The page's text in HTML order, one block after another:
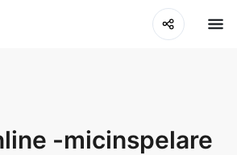
-micinspelare